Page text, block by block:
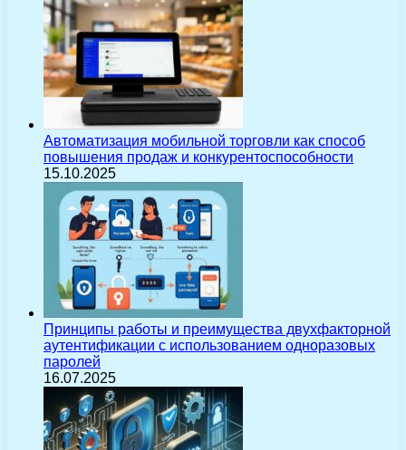
Автоматизация мобильной торговли как способ
повышения продаж и конкурентоспособности
15.10.2025
Принципы работы и преимущества двухфакторной
аутентификации с использованием одноразовых
паролей
16.07.2025